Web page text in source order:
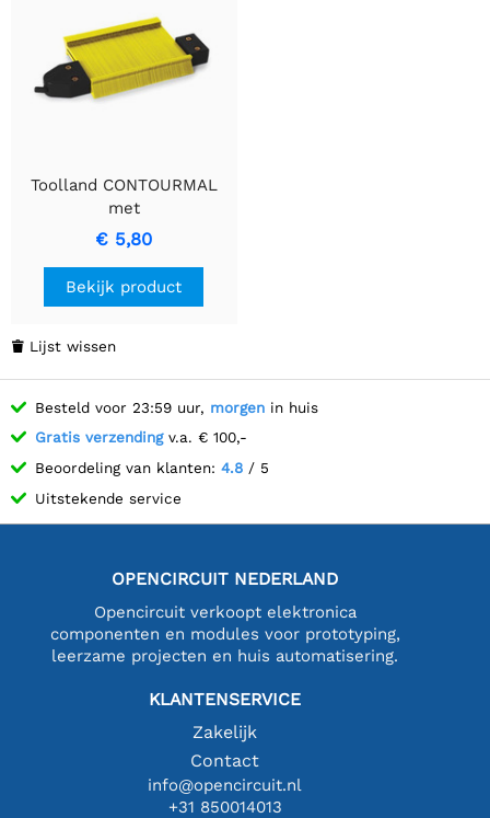
Toolland CONTOURMAL
met
Vergrendelmechanisme
voor Nauwkeurige
Profielreproductie
€ 5,80
Bekijk product
 Lijst wissen
Besteld voor 23:59 uur, morgen in huis
Gratis verzendingv.a. € 100,-
Beoordeling van klanten: 4.8 / 5
Uitstekende service
OPENCIRCUIT NEDERLAND
Opencircuit verkoopt elektronica
componenten en modules voor prototyping,
leerzame projecten en huis automatisering.
KLANTENSERVICE
Zakelijk
Contact
info@opencircuit.nl
+31 850014013